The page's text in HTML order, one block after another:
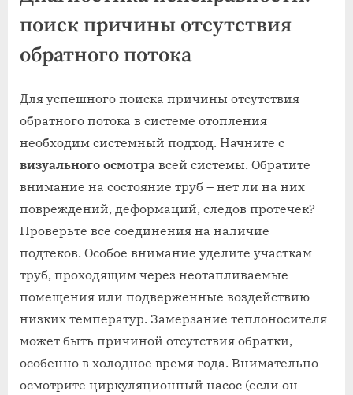
поиск причины отсутствия
обратного потока
Для успешного поиска причины отсутствия
обратного потока в системе отопления
необходим системный подход. Начните с
визуального осмотра всей системы. Обратите
внимание на состояние труб – нет ли на них
повреждений, деформаций, следов протечек?
Проверьте все соединения на наличие
подтеков. Особое внимание уделите участкам
труб, проходящим через неотапливаемые
помещения или подверженные воздействию
низких температур. Замерзание теплоносителя
может быть причиной отсутствия обратки,
особенно в холодное время года. Внимательно
осмотрите циркуляционный насос (если он